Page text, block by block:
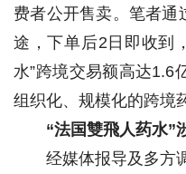
费者公开售卖。笔者通
途，下单后2日即收到
水”跨境交易额高达1.6
组织化、规模化的跨境
“法国雙飛人药水”
经媒体报导及多方